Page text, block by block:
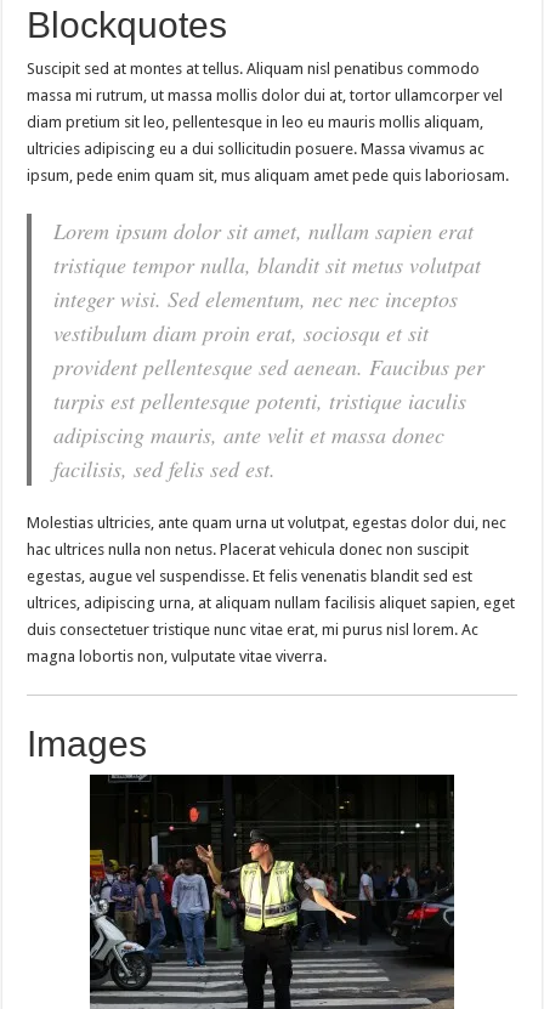
Blockquotes
Suscipit sed at montes at tellus. Aliquam nisl penatibus commodo
massa mi rutrum, ut massa mollis dolor dui at, tortor ullamcorper vel
diam pretium sit leo, pellentesque in leo eu mauris mollis aliquam,
ultricies adipiscing eu a dui sollicitudin posuere. Massa vivamus ac
ipsum, pede enim quam sit, mus aliquam amet pede quis laboriosam.
Lorem ipsum dolor sit amet, nullam sapien erat
tristique tempor nulla, blandit sit metus volutpat
integer wisi. Sed elementum, nec nec inceptos
vestibulum diam proin erat, sociosqu et sit
provident pellentesque sed aenean. Faucibus per
turpis est pellentesque potenti, tristique iaculis
adipiscing mauris, ante velit et massa donec
facilisis, sed felis sed est.
Molestias ultricies, ante quam urna ut volutpat, egestas dolor dui, nec
hac ultrices nulla non netus. Placerat vehicula donec non suscipit
egestas, augue vel suspendisse. Et felis venenatis blandit sed est
ultrices, adipiscing urna, at aliquam nullam facilisis aliquet sapien, eget
duis consectetuer tristique nunc vitae erat, mi purus nisl lorem. Ac
magna lobortis non, vulputate vitae viverra.
Images